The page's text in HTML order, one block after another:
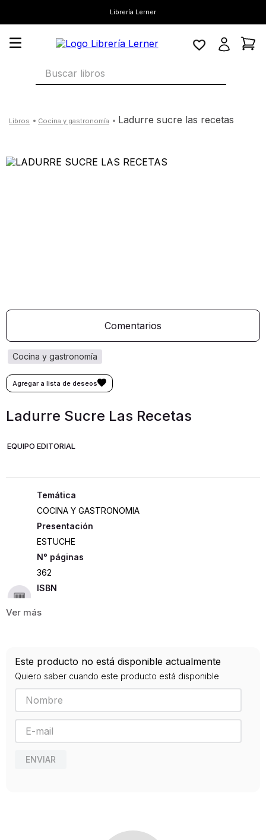
Librería Lerner
Buscar libros
cocina y gastronomía ladurre sucre las recetas
Comentarios
cocina y gastronomía
Ladurre Sucre Las Recetas
EQUIPO EDITORIAL
COCINA Y GASTRONOMIA
Presentación
ESTUCHE
362
ISBN
Editorial
2016
Este producto no está disponible actualmente
Quiero saber cuando este producto está disponible
ENVIAR